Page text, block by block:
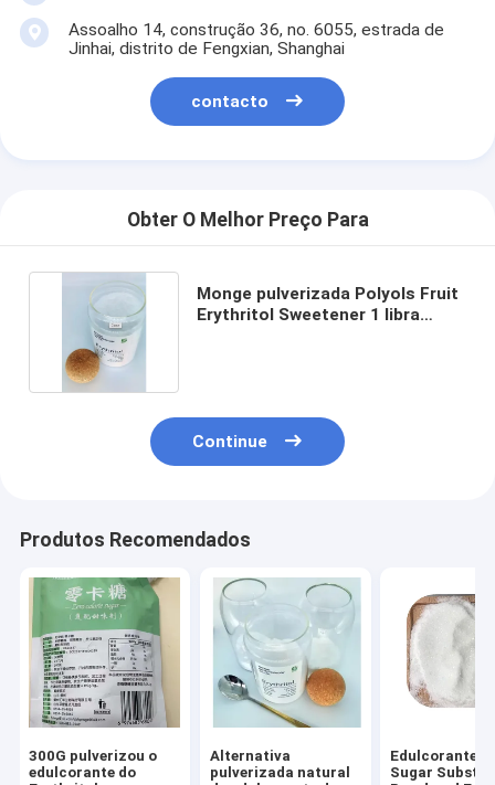
Assoalho 14, construção 36, no. 6055, estrada de
Jinhai, distrito de Fengxian, Shanghai
contacto
Obter O Melhor Preço Para
Monge pulverizada Polyols Fruit
Erythritol Sweetener 1 libra
Continue
Produtos Recomendados
300G pulverizou o
edulcorante do
Alternativa
pulverizada natural
Edulcorante
Sugar